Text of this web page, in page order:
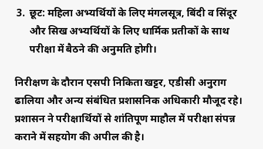
छूट: महिला अभ्यर्थियों के लिए मंगलसूत्र, बिंदी व सिंदूर
और सिख अभ्यर्थियों के लिए धार्मिक प्रतीकों के साथ
परीक्षा में बैठने की अनुमति होगी।
निरीक्षण के दौरान एसपी निकिता खट्टर, एडीसी अनुराग
ढालिया और अन्य संबंधित प्रशासनिक अधिकारी मौजूद रहे।
प्रशासन ने परीक्षार्थियों से शांतिपूर्ण माहौल में परीक्षा संपन्न
कराने में सहयोग की अपील की है।